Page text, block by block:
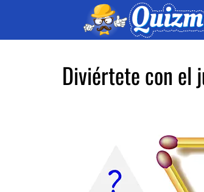
Diviértete con el